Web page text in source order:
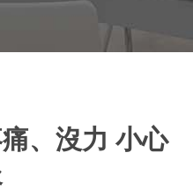
、沒力 小心